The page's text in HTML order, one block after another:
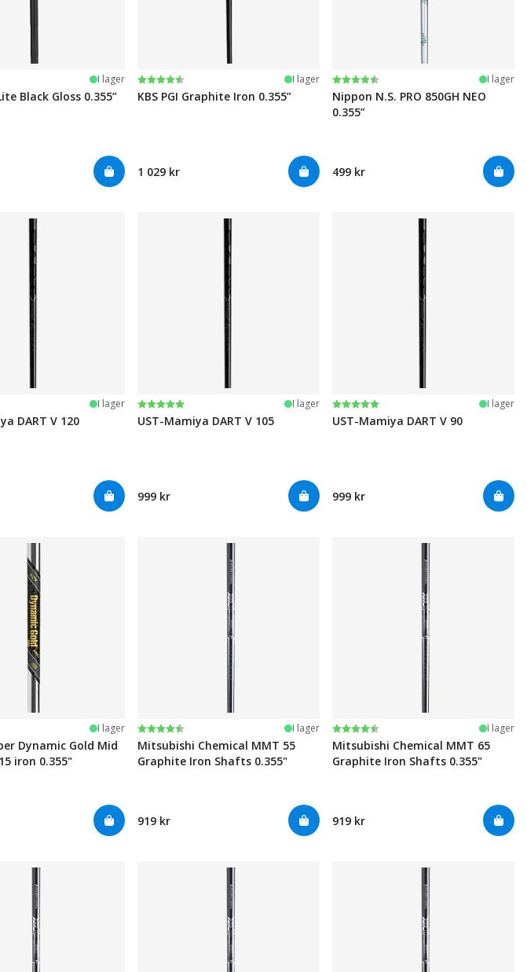
I lager
Black Gloss 0.355”
Betyg:
4.7 utav 5 stjärnor I lager
KBS PGI Graphite Iron 0.355”
1 029 kr
Betyg:
4.6 utav 5 stjärnor I lager
Nippon N.S. PRO 850GH NEO
0.355”
499 kr
I lager
DART V 120
Betyg:
5.0 utav 5 stjärnor I lager
UST-Mamiya DART V 105
999 kr
Betyg:
5.0 utav 5 stjärnor I lager
UST-Mamiya DART V 90
999 kr
I lager
Dynamic Gold Mid
iron 0.355"
Betyg:
4.6 utav 5 stjärnor I lager
Mitsubishi Chemical MMT 55
Graphite Iron Shafts 0.355"
919 kr
Betyg:
4.6 utav 5 stjärnor I lager
Mitsubishi Chemical MMT 65
Graphite Iron Shafts 0.355"
919 kr